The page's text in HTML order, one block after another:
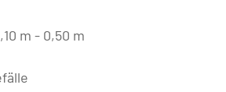
m - 0,50 m